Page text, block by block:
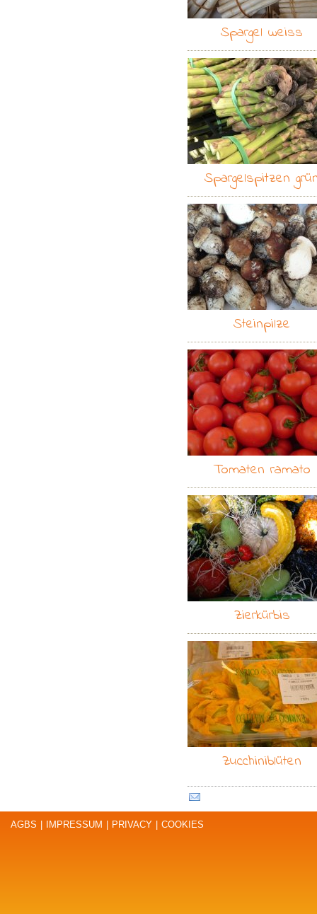
Spargel weiss
Spargelspitzen
Steinpilze
Tomaten ramato
Zierkürbis
Zucchiniblüten
AGBS IMPRESSUM PRIVACY COOKIES